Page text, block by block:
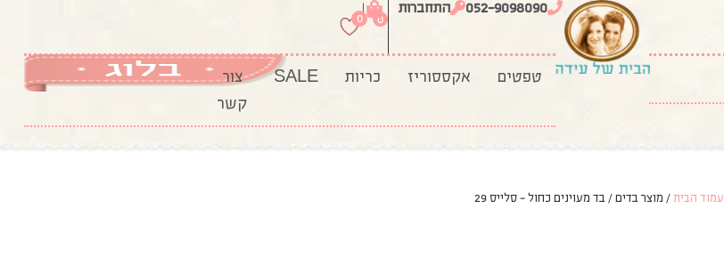
052-9098090 התחברות
0
|
0
טפטים אקססוריז כריות SALE
צור
קשר
עמוד הבית / מוצר בדים / בד מעוינים כחול - סלייס 29